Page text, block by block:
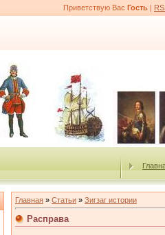
Приветствую Вас Гость |
Главная » Статьи » Зигзаг истории
Расправа